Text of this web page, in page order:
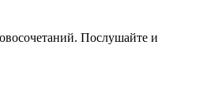
Послушайте и